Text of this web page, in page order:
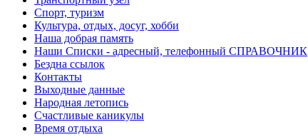
Спорт, туризм
Культура, отдых, досуг, хобби
Наша добрая память
Наши Списки - адресный, телефонный СПРАВОЧНИК
Бездна ссылок
Контакты
Выходные данные
Народная летопись
Счастливые каникулы
Время отдыха